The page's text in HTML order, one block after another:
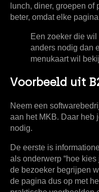
lunch, diner, groepen of
beter, omdat elke
Een zoeker die
anders nodig dan
menukaart wil
Voorbeeld uit
Neem een
aan het MKB. Daar heb
nodig.
De eerste is
als onderwerp “hoe kies
de bezoeker begrijpen
de pagina dus op met